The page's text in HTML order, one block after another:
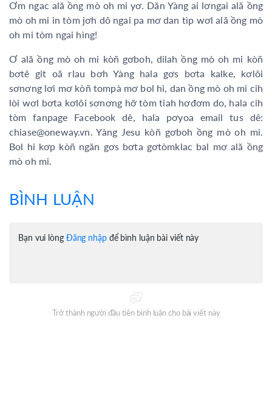
Ơm ngac ală ồng mò oh mi yơ. Dăn Yàng ai lơngai ală ồng
mò oh mi in tòm jơh dô ngai pa mơ dan tìp wơl ală ồng mò
oh mi tòm ngai hìng!
Ơ ală ồng mò oh mi kòñ gơboh, dilah ồng mò oh mi kòñ
bơtê git oă rlau bơh Yàng hala gơs bơta kalke, kơlôi
sơnơng lơi mơ kòñ tompà mơ bol hi, dan ồng mò oh mi cih
lòi wơl bơta kơlôi sơnơng hơ̆ tòm tiah hơđơm do, hala cih
tòm fanpage Facebook dê, hala pơyoa email tus dê:
chiase@oneway.vn. Yàng Jesu kòñ gơboh ồng mò oh mi.
Bol hi kơp kòñ ngăn gơs bơta gơtòmklac bal mơ ală ồng
mò oh mi.
BÌNH LUẬN
Bạn vui lòng Đăng nhậpđể bình luận bài viết này
Trở thành người đầu tiên bình luận cho bài viết này